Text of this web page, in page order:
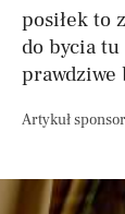
posiłek to
do bycia
prawdziwe
Artykuł